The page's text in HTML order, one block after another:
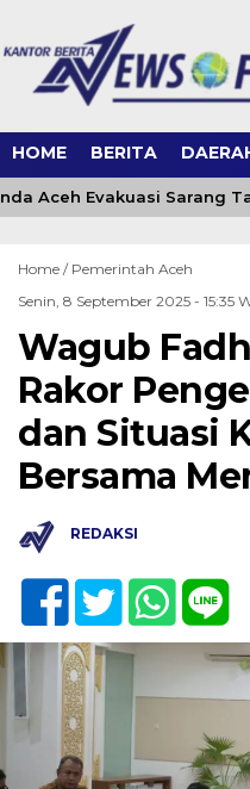
HOME BERITA
Aceh Evakuasi Sarang
Home / Pemerintah Aceh
Senin, 8 September 2025 - 15:35
Wagub
Rakor
dan Situasi
Bersama
REDAKSI